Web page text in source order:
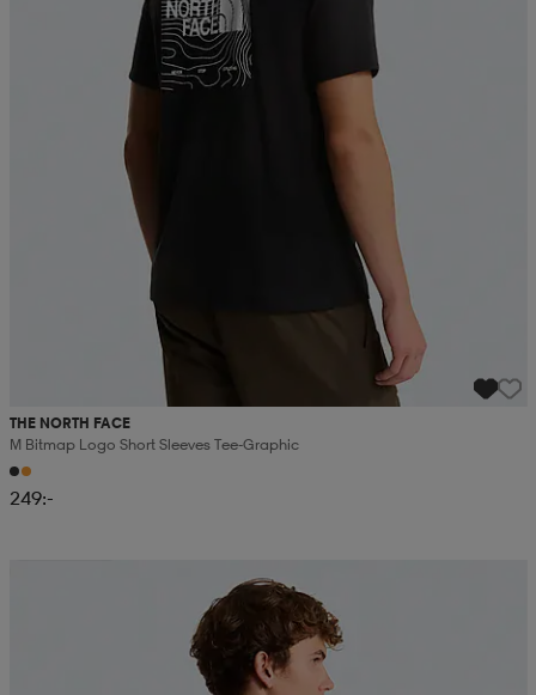
THE NORTH FACE
M Bitmap Logo Short Sleeves Tee-Graphic
249:-